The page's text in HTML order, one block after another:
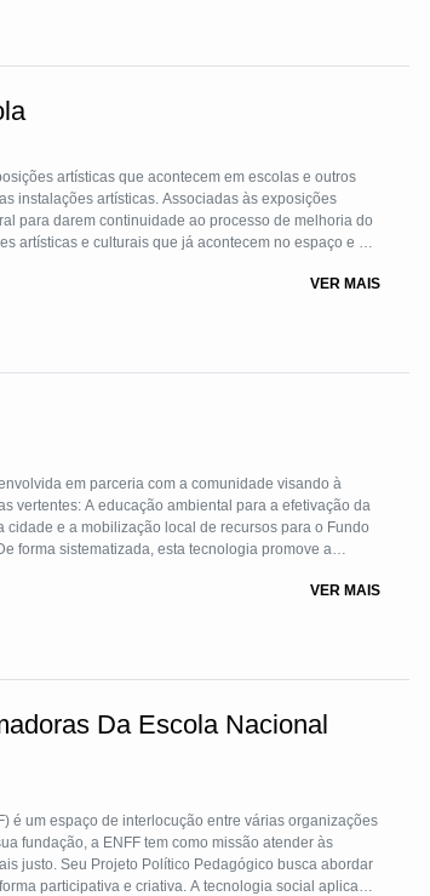
artísticas que acontecem em escolas e outros
instalações artísticas. Associadas às exposições
para darem continuidade ao processo de melhoria do
artísticas e culturais que já acontecem no espaço e no
VER MAIS
em parceria com a comunidade visando à
vertentes: A educação ambiental para a efetivação da
e a mobilização local de recursos para o Fundo
forma sistematizada, esta tecnologia promove a
de ações continuadas em prol do
VER MAIS
Da Escola Nacional
é um espaço de interlocução entre várias organizações
fundação, a ENFF tem como missão atender às
justo. Seu Projeto Político Pedagógico busca abordar
participativa e criativa. A tecnologia social aplicada